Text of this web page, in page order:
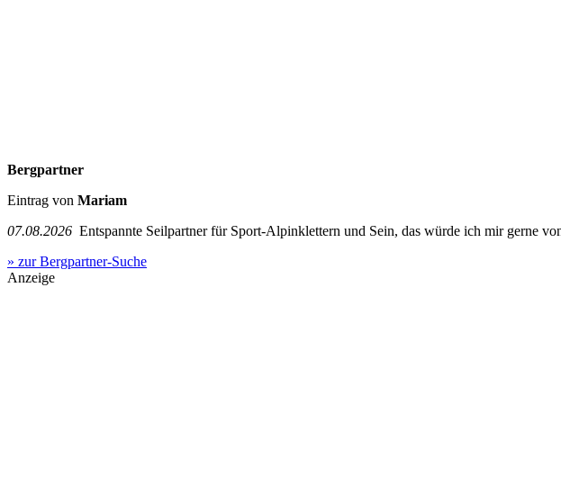
Bergpartner
Eintrag von Mariam
07.08.2026 Entspannte Seilpartner für Sport-Alpinklettern und Sein, das würde ich mir gerne
» zur Bergpartner-Suche
Anzeige